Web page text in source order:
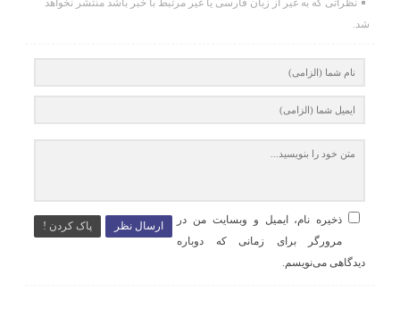
نظراتی که به غیر از زبان فارسی یا غیر مرتبط با خبر باشد منتشر نخواهد
شد.
ارسال نظر پاک کردن !
ذخیره نام، ایمیل و وبسایت من در
مرورگر برای زمانی که دوباره
دیدگاهی می‌نویسم.